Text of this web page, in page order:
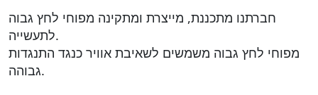
חברתנו מתכננת, מייצרת ומתקינה מפוחי לחץ גבוה
לתעשייה.
מפוחי לחץ גבוה משמשים לשאיבת אוויר כנגד התנגדות
גבוהה.